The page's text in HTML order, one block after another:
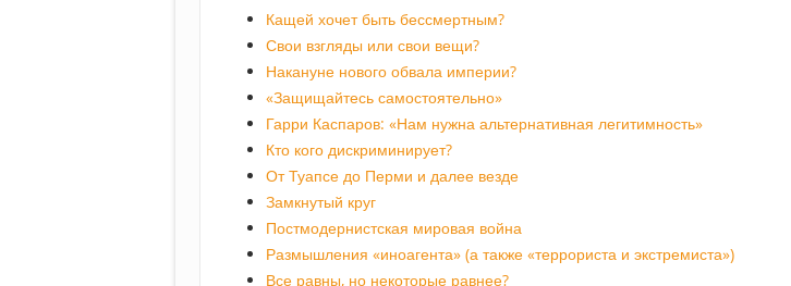
Кащей хочет быть бессмертным?
Свои взгляды или свои вещи?
Накануне нового обвала империи?
«Защищайтесь самостоятельно»
Гарри Каспаров: «Нам нужна альтернативная легитимность»
Кто кого дискриминирует?
От Туапсе до Перми и далее везде
Замкнутый круг
Постмодернистская мировая война
Размышления «иноагента» (а также «террориста и экстремиста»)
Все равны, но некоторые равнее?